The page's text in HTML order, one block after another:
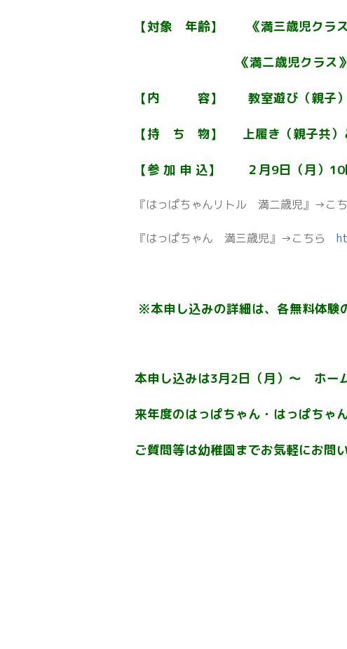
【対象 年齢】 《満三歳児クラス
《満二歳児クラス》
【内 容】 教室遊び（親子）の
【持 ち 物】 上履き（親子共）
【参 加 申 込】 ２月9日（月）
『はっぱちゃんリトル 満二歳児』→
『はっぱちゃん 満三歳児』→こちら
※本申し込みの詳細は、各無料体験
本申し込みは3月2日（月）～ ホー
来年度のはっぱちゃん・はっぱちゃ
ご質問等は幼稚園までお気軽にお